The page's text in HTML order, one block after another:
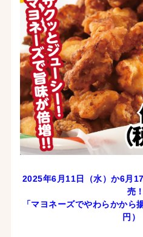
2025年6月11日（水）か6月17
売！
「マヨネーズでやわらかから
円）